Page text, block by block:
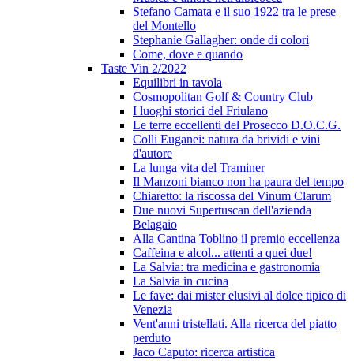
Stefano Camata e il suo 1922 tra le prese
del Montello
Stephanie Gallagher: onde di colori
Come, dove e quando
Taste Vin 2/2022
Equilibri in tavola
Cosmopolitan Golf & Country Club
I luoghi storici del Friulano
Le terre eccellenti del Prosecco D.O.C.G.
Colli Euganei: natura da brividi e vini
d'autore
La lunga vita del Traminer
Il Manzoni bianco non ha paura del tempo
Chiaretto: la riscossa del Vinum Clarum
Due nuovi Supertuscan dell'azienda
Belagaio
Alla Cantina Toblino il premio eccellenza
Caffeina e alcol... attenti a quei due!
La Salvia: tra medicina e gastronomia
La Salvia in cucina
Le fave: dai mister elusivi al dolce tipico di
Venezia
Vent'anni tristellati. Alla ricerca del piatto
perduto
Jaco Caputo: ricerca artistica